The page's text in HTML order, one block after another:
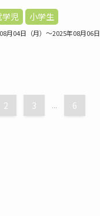
学児 小学生
月04日（月）～2025年08月06日
2 3 ... 6